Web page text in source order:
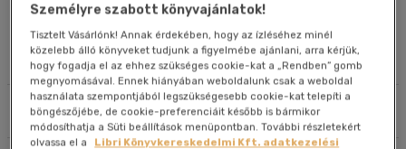
Művei
Szűrés Rendezés
Eladott darabszám szerint növekvő
Cím szerint A-Z
Szerző szerint A-Z
Megjelenítés
Személyre szabott könyvajánlatok!
Tisztelt Vásárlónk! Annak érdekében, hogy az ízléséhez minél
közelebb álló könyveket tudjunk a figyelmébe ajánlani, arra kérjük,
hogy fogadja el az ehhez szükséges cookie-kat a „Rendben” gomb
megnyomásával. Ennek hiányában weboldalunk csak a weboldal
használata szempontjából legszükségesebb cookie-kat telepíti a
böngészőjébe, de cookie-preferenciáit később is bármikor
módosíthatja a Süti beállítások menüpontban. További részletekért
olvassa el a
Libri Könyvkereskedelmi Kft. adatkezelési